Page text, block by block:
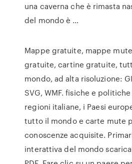
una caverna che è rimasta
del mondo è …
Mappe gratuite, mappe
gratuite, cartine gratuite,
mondo, ad alta risoluzione:
SVG, WMF. fisiche e
regioni italiane, i Paesi
tutto il mondo e carte mute
conoscenze acquisite.
interattiva del mondo